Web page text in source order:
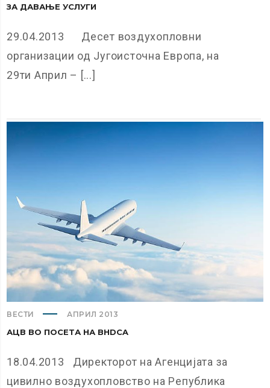
ЗА ДАВАЊЕ УСЛУГИ
29.04.2013 Десет воздухопловни
организации од Југоисточна Европа, на
29ти Април – [...]
ВЕСТИ АПРИЛ 2013
АЦВ ВО ПОСЕТА НА BHDCA
18.04.2013 Директорот на Агенцијата за
цивилно воздухопловство на Република